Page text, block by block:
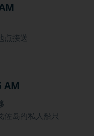
点接送
AM
佐岛的私人船只